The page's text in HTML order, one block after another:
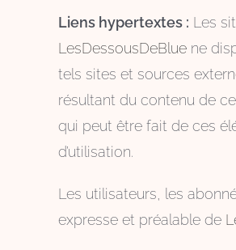
Liens hypertextes : Les
LesDessousDeBlue ne
tels sites et sources
résultant du contenu de
qui peut être fait de ces
d’utilisation.
Les utilisateurs, les
expresse et préalable de